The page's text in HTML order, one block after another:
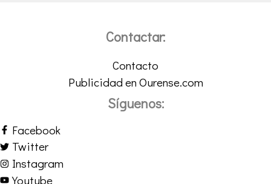
Contactar:
Contacto
Publicidad en Ourense.com
Síguenos:
Facebook
Twitter
Instagram
Youtube